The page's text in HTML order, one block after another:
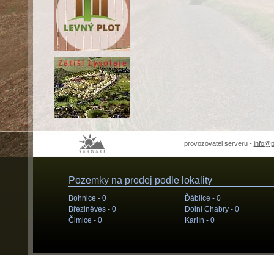
provozovatel serveru -
Pozemky na prodej podle lokality
Bohnice - 0
Březiněves - 0
Čimice - 0
Ďáblice - 0
Dolní Chabry - 0
Karlín - 0